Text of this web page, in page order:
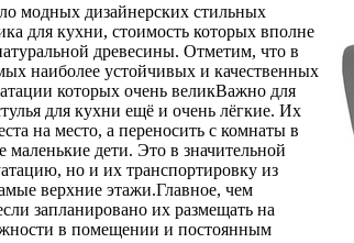
модных дизайнерских стильных
для кухни, стоимость которых вполне
древесины. Отметим, что в
наиболее устойчивых и качественных
которых очень великВажно для
для кухни ещё и очень лёгкие. Их
на место, а переносить с комнаты в
маленькие дети. Это в значительной
но и их транспортировку из
верхние этажи.Главное, чем
запланировано их размещать на
в помещении и постоянным